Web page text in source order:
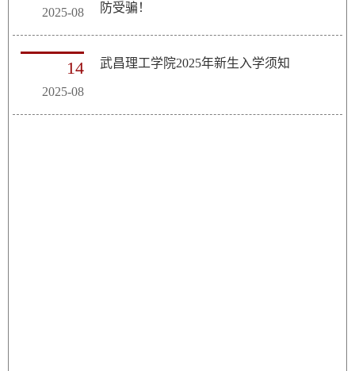
2025-08
防受骗！
14
2025-08
武昌理工学院2025年新生入学须知